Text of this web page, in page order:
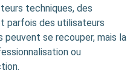
techniques, des
parfois des utilisateurs
peuvent se recouper, mais la
ou